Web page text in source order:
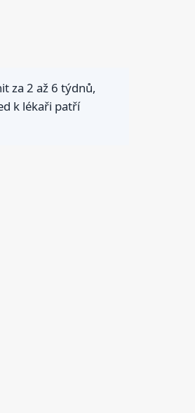
za 2 až 6 týdnů,
k lékaři patří